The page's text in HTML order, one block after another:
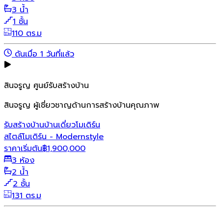
3 น้ำ
1 ชั้น
110 ตร.ม
ดันเมื่อ 1 วันที่แล้ว
สินจรูญ ศูนย์รับสร้างบ้าน
สินจรูญ ผู้เชี่ยวชาญด้านการสร้างบ้านคุณภาพ
รับสร้างบ้านบ้านเดี่ยวโมเดิร์น
สไตล์โมเดิร์น - Modernstyle
ราคาเริ่มต้น฿1,900,000
3 ห้อง
2 น้ำ
2 ชั้น
131 ตร.ม